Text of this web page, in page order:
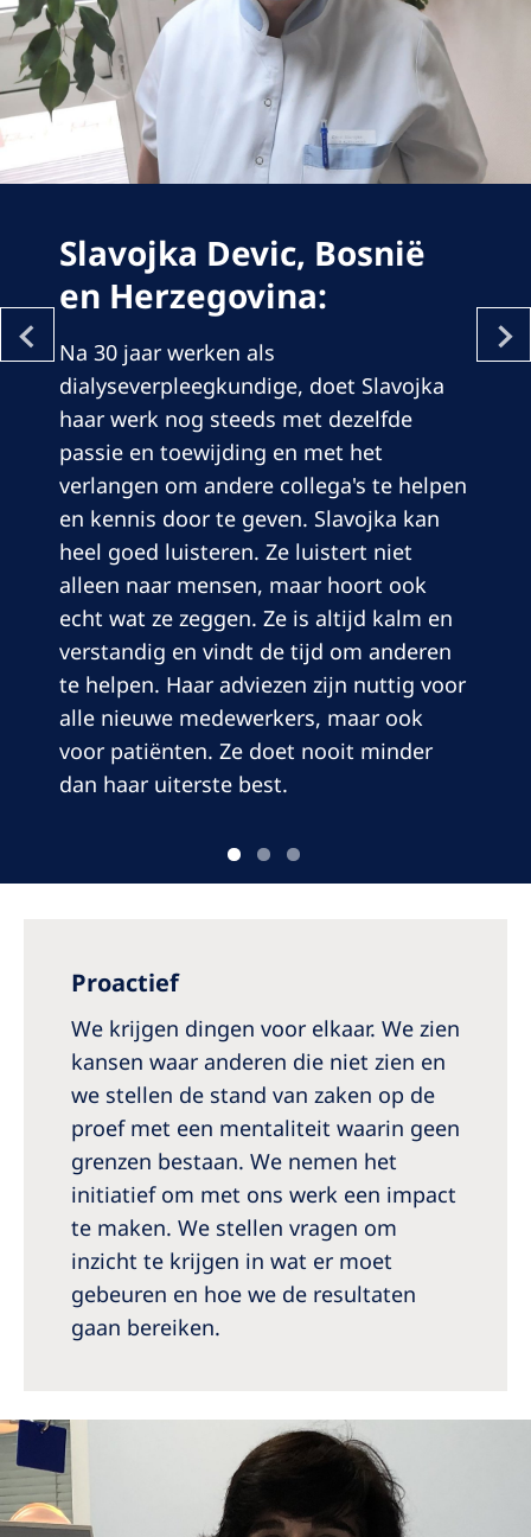
Slavojka Devic, Bosnië
en Herzegovina:
Na 30 jaar werken als
dialyseverpleegkundige, doet Slavojka
haar werk nog steeds met dezelfde
passie en toewijding en met het
verlangen om andere collega's te helpen
en kennis door te geven. Slavojka kan
heel goed luisteren. Ze luistert niet
alleen naar mensen, maar hoort ook
echt wat ze zeggen. Ze is altijd kalm en
verstandig en vindt de tijd om anderen
te helpen. Haar adviezen zijn nuttig voor
alle nieuwe medewerkers, maar ook
voor patiënten. Ze doet nooit minder
dan haar uiterste best.
Proactief
We krijgen dingen voor elkaar. We zien
kansen waar anderen die niet zien en
we stellen de stand van zaken op de
proef met een mentaliteit waarin geen
grenzen bestaan. We nemen het
initiatief om met ons werk een impact
te maken. We stellen vragen om
inzicht te krijgen in wat er moet
gebeuren en hoe we de resultaten
gaan bereiken.